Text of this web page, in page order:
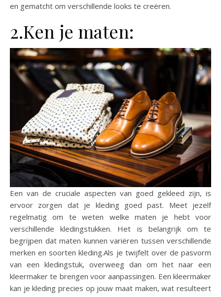
en gematcht om verschillende looks te creëren.
2.Ken je maten:
Een van de cruciale aspecten van goed gekleed zijn, is
ervoor zorgen dat je kleding goed past. Meet jezelf
regelmatig om te weten welke maten je hebt voor
verschillende kledingstukken. Het is belangrijk om te
begrijpen dat maten kunnen variëren tussen verschillende
merken en soorten kleding.Als je twijfelt over de pasvorm
van een kledingstuk, overweeg dan om het naar een
kleermaker te brengen voor aanpassingen. Een kleermaker
kan je kleding precies op jouw maat maken, wat resulteert